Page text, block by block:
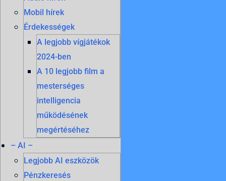
Mobil hírek
Érdekességek
A legjobb vígjátékok
2024-ben
A 10 legjobb film a
mesterséges
intelligencia
működésének
megértéséhez
– AI –
Legjobb AI eszközök
Pénzkeresés